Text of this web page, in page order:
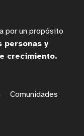
por un propósito
personas y
crecimiento.
Comunidades